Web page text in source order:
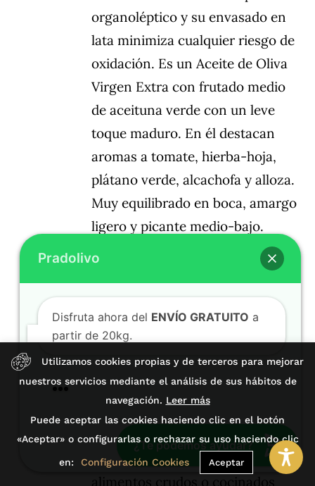
organoléptico y su envasado en
lata minimiza cualquier riesgo de
oxidación. Es un Aceite de Oliva
Virgen Extra con frutado medio
de aceituna verde con un leve
toque maduro. En él destacan
aromas a tomate, hierba-hoja,
plátano verde, alcachofa y alloza.
Muy equilibrado en boca, amargo
ligero y picante medio-bajo.
Especialmente indicado para
tomar en crudo en ensaladas,
tostadas, vinagretas, gazpachos y
salmorejos, verduras, salsas,
cremas frías y calientes. La
variedad picual es muy
recomendada utilizarla en
escabeches, pescados azules,
patatas al horno y conservas de
alimentos crudos o cocinados
Utilizamos cookies propias y de terceros para mejorar
nuestros servicios mediante el análisis de sus hábitos de
navegación. Leer más
Puede aceptar las cookies haciendo clic en el botón
«Aceptar» o configurarlas o rechazar su uso haciendo clic
en: Configuración Cookies Aceptar
Pradolivo
Disfruta ahora delENVÍO GRATUITOa
🎁 Aprovecha nuestrosDESCUENTOS%
🎁
¡Compra ahora!
¿Te podemos ayudar?